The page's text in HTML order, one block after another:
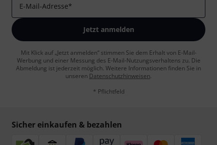
E-Mail-Adresse*
Jetzt anmelden
Mit Klick auf „Jetzt anmelden“ stimmen Sie dem Erhalt von E-Mail-
Werbung und einer Messung des E-Mail-Nutzungsverhaltens zu. Die
Abmeldung ist jederzeit möglich. Weitere Informationen finden Sie in
unseren Datenschutzhinweisen.
* Pflichtfeld
Sicher einkaufen & bezahlen